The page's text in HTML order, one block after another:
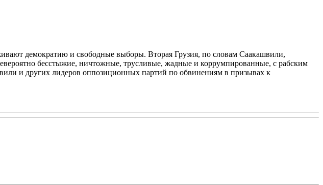
демократию и свободные выборы. Вторая Грузия, по словам Саакашвили,
бесстыжие, ничтожные, трусливые, жадные и коррумпированные, с рабским
и других лидеров оппозиционных партий по обвинениям в призывах к